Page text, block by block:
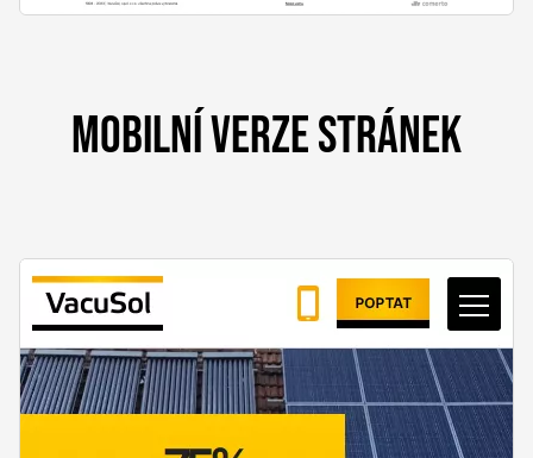
MOBILNÍ VERZE STRÁNEK